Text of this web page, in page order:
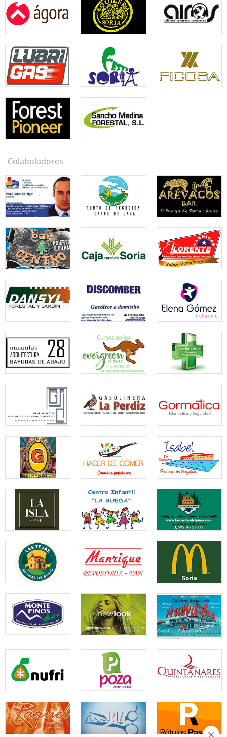
Colaboladores